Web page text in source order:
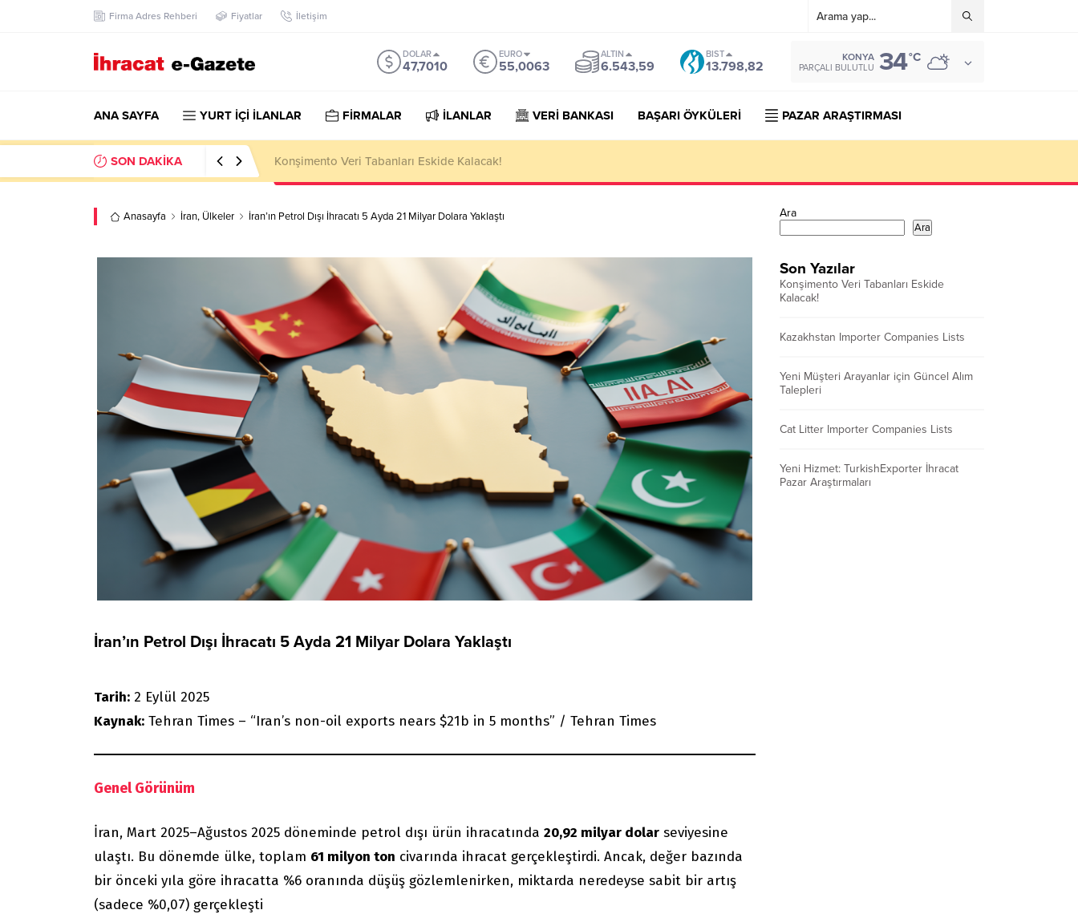
Firma Adres Rehberi Fiyatlar İletişim
DOLAR
47,7010
EURO
55,0063
ALTIN
6.543,59
BIST
13.798,82
KONYA
PARÇALI BULUTLU 34°C
ANA SAYFA YURT İÇİ İLANLAR FİRMALAR İLANLAR VERİ BANKASI BAŞARI ÖYKÜLERİ PAZAR ARAŞTIRMASI
SON DAKİKA Kazakhstan Importer Companies Lists
Anasayfa İran, Ülkeler İran’ın Petrol Dışı İhracatı 5 Ayda 21 Milyar Dolara Yaklaştı
İran’ın Petrol Dışı İhracatı 5 Ayda 21 Milyar Dolara Yaklaştı
Tarih: 2 Eylül 2025
Kaynak: Tehran Times – “Iran’s non-oil exports nears $21b in 5 months” / Tehran Times
Genel Görünüm
İran, Mart 2025–Ağustos 2025 döneminde petrol dışı ürün ihracatında 20,92 milyar dolar seviyesine
ulaştı. Bu dönemde ülke, toplam 61 milyon ton civarında ihracat gerçekleştirdi. Ancak, değer bazında
bir önceki yıla göre ihracatta %6 oranında düşüş gözlemlenirken, miktarda neredeyse sabit bir artış
(sadece %0,07) gerçekleşti
Ara
Ara
Son Yazılar
Konşimento Veri Tabanları Eskide
Kalacak!
Kazakhstan Importer Companies Lists
Yeni Müşteri Arayanlar için Güncel Alım
Talepleri
Cat Litter Importer Companies Lists
Yeni Hizmet: TurkishExporter İhracat
Pazar Araştırmaları